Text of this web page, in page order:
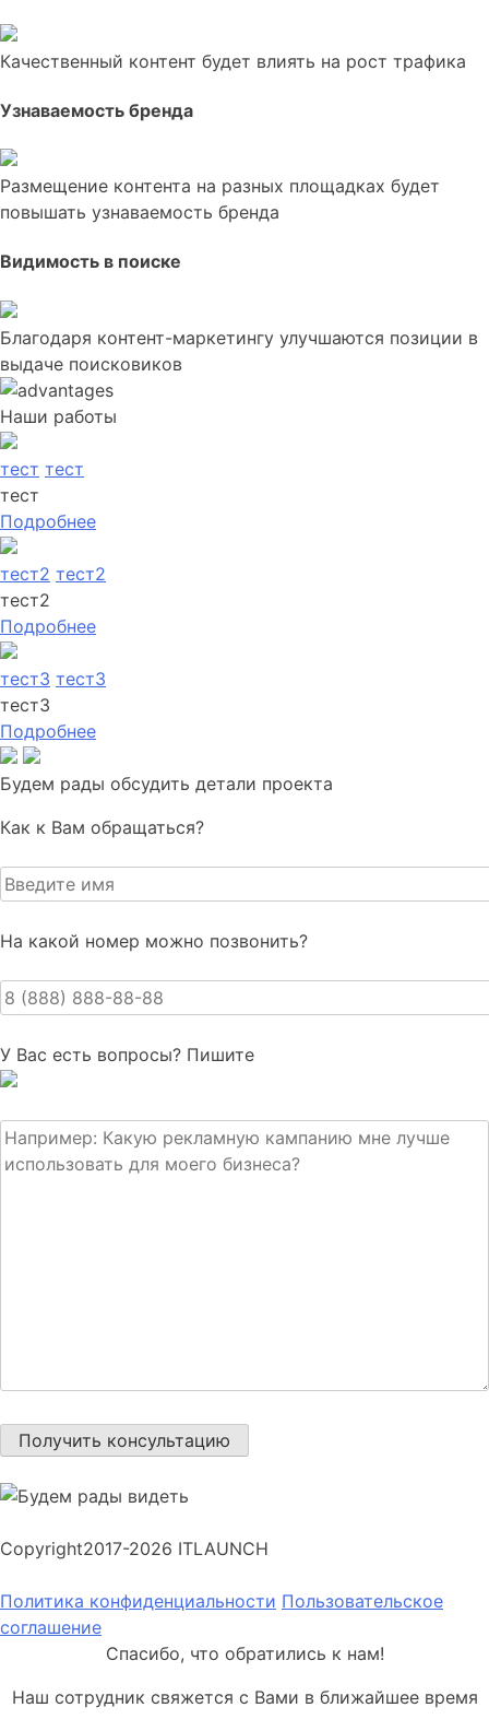
Качественный контент будет влиять на рост трафика
Узнаваемость бренда
Размещение контента на разных площадках будет
повышать узнаваемость бренда
Видимость в поиске
Благодаря контент-маркетингу улучшаются позиции в
выдаче поисковиков
Наши работы
тест тест
тест
Подробнее
тест2 тест2
тест2
Подробнее
тест3 тест3
тест3
Подробнее
Будем рады обсудить детали проекта
Как к Вам обращаться?
На какой номер можно позвонить?
У Вас есть вопросы? Пишите
Copyright2017-2026 ITLAUNCH
Политика конфиденциальности Пользовательское
соглашение
Спасибо, что обратились к нам!
Наш сотрудник свяжется с Вами в ближайшее время